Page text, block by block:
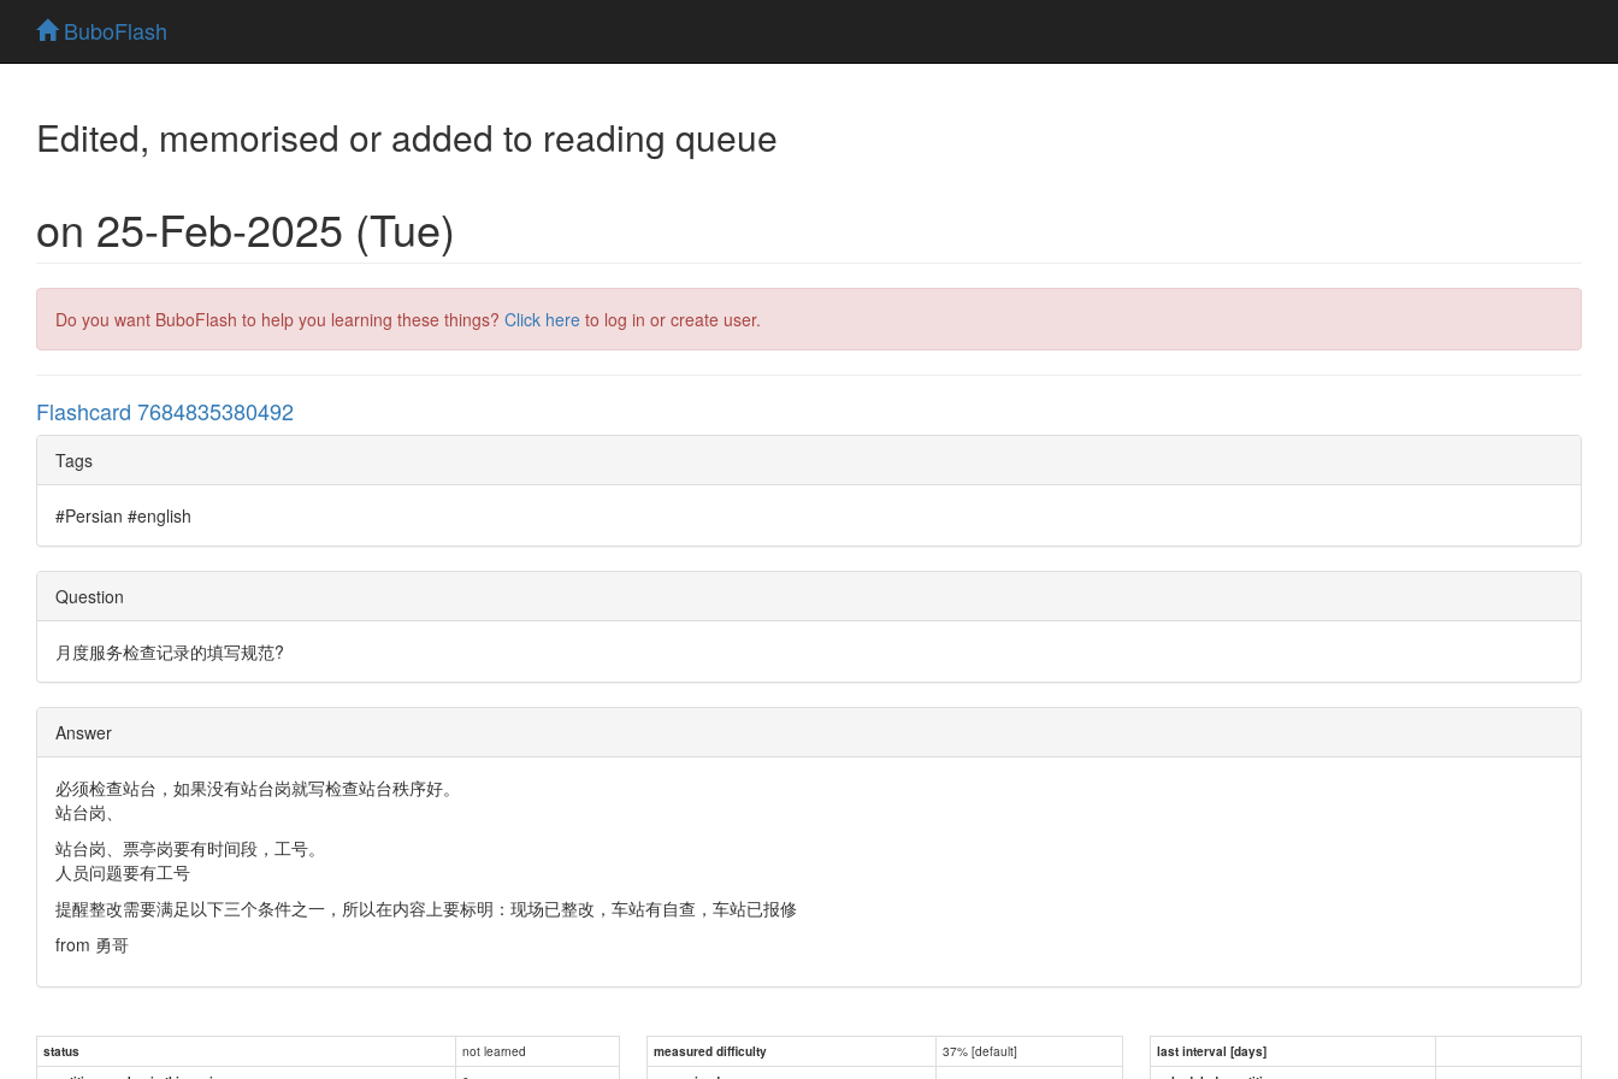
BuboFlash
Edited, memorised or added to reading queue
on 25-Feb-2025 (Tue)
Do you want BuboFlash to help you learning these things? Click here to log in or create user.
Flashcard 7684835380492
Tags
#Persian #english
Question
月度服务检查记录的填写规范?
Answer
必须检查站台，如果没有站台岗就写检查站台秩序好。
站台岗、
站台岗、票亭岗要有时间段，工号。
人员问题要有工号
提醒整改需要满足以下三个条件之一，所以在内容上要标明：现场已整改，车站有自查，车站已报修
from 勇哥
status not learned measured difficulty 37% [default]
last interval [days]